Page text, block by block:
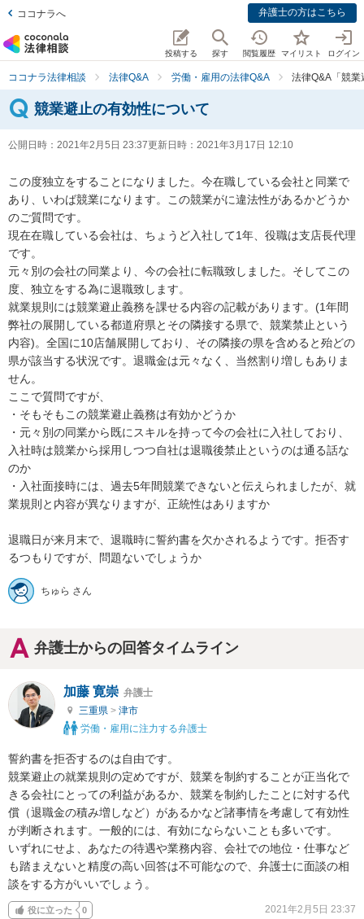
ココナラへ 弁護士の方はこちら
投稿する 探す 閲覧履歴 マイリスト ログイン
ココナラ法律相談 法律Q&A 労働・雇用の法律Q&A 法律Q&A「競
競業避止の有効性について
公開日時： 2021年2月5日 23:37更新日時： 2021年3月17日 12:10
この度独立をすることになりました。今在職している会社と同業で
あり、いわば競業になります。この競業がに違法性があるかどうか
のご質問です。
現在在職している会社は、ちょうど入社して1年、役職は支店長代理
です。
元々別の会社の同業より、今の会社に転職致しました。そしてこの
度、独立をする為に退職致します。
就業規則には競業避止義務を課せる内容の記載があります。(1年間
弊社の展開している都道府県とその隣接する県で、競業禁止という
内容)。全国に10店舗展開しており、その隣接の県を含めると殆どの
県が該当する状況です。退職金は元々なく、当然割り増しもありま
せん。
ここで質問ですが、
・そもそもこの競業避止義務は有効かどうか
・元々別の同業から既にスキルを持って今の会社に入社しており、
入社時は競業から採用しつつ自社は退職後禁止というのは通る話な
のか
・入社面接時には、過去5年間競業できないと伝えられましたが、就
業規則と内容が異なりますが、正統性はありますか
退職日が来月末で、退職時に誓約書を欠かされるようです。拒否す
るつもりですが、問題ないでしょうか
ちゅら さん
弁護士からの回答タイムライン
加藤 寛崇 弁護士
三重県 > 津市
労働・雇用に注力する弁護士
誓約書を拒否するのは自由です。
競業避止の就業規則の定めですが、競業を制約することが正当化で
きる会社にとっての利益があるか、競業を制約したことに対する代
償（退職金の積み増しなど）があるかなど諸事情を考慮して有効性
が判断されます。一般的には、有効にならないことも多いです。
いずれにせよ、あなたの待遇や業務内容、会社での地位・仕事など
も踏まえないと精度の高い回答は不可能なので、弁護士に面談の相
談をする方がいいでしょう。
役に立った 0 2021年2月5日 23:37